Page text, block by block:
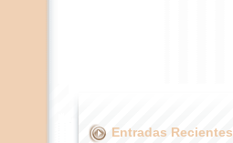
Entradas Recientes